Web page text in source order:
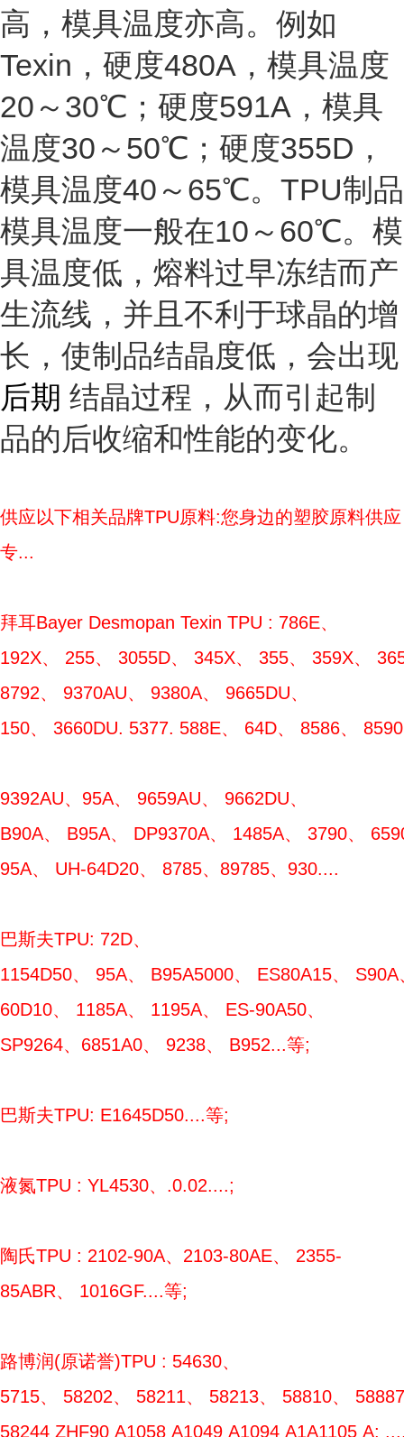
高，模具温度亦高。例如
Texin，硬度480A，模具温度
20～30℃；硬度591A，模具
温度30～50℃；硬度355D，
模具温度40～65℃。TPU制品
模具温度一般在10～60℃。模
具温度低，熔料过早冻结而产
生流线，并且不利于球晶的增
长，使制品结晶度低，会出现
后期 结晶过程，从而引起制
品的后收缩和性能的变化。
供应以下相关品牌TPU原料:您身边的塑胶原料供应
专...
拜耳Bayer Desmopan Texin TPU : 786E、
192X、 255、 3055D、 345X、 355、 359X、
8792、 9370AU、 9380A、 9665DU、
150、 3660DU. 5377. 588E、 64D、 8586、
9392AU、95A、 9659AU、 9662DU、
B90A、 B95A、 DP9370A、 1485A、 3790、
95A、 UH-64D20、 8785、89785、930....
巴斯夫TPU: 72D、
1154D50、 95A、 B95A5000、 ES80A15、
60D10、 1185A、 1195A、 ES-90A50、
SP9264、6851A0、 9238、 B952...等;
巴斯夫TPU: E1645D50....等;
液氮TPU : YL4530、.0.02....;
陶氏TPU : 2102-90A、2103-80AE、 2355-
85ABR、 1016GF....等;
路博润(原诺誉)TPU : 54630、
5715、 58202、 58211、 58213、 58810、
58244 ZHF90 A1058 A1049 A1094 A1A1105 A;